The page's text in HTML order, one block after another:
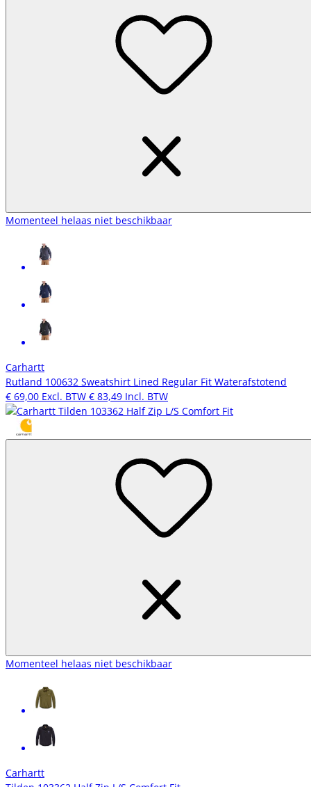
Momenteel helaas niet beschikbaar
Carhartt
Rutland 100632 Sweatshirt Lined Regular Fit Waterafstotend
€ 69,00 Excl. BTW € 83,49 Incl. BTW
Momenteel helaas niet beschikbaar
Carhartt